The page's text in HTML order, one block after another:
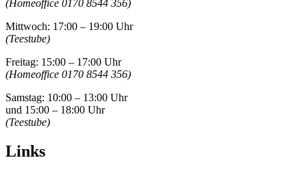
(Homeoffice 0170 8544 356)
Mittwoch: 17:00 – 19:00 Uhr
(Teestube)
Freitag: 15:00 – 17:00 Uhr
(Homeoffice 0170 8544 356)
Samstag: 10:00 – 13:00 Uhr
und 15:00 – 18:00 Uhr
(Teestube)
Links